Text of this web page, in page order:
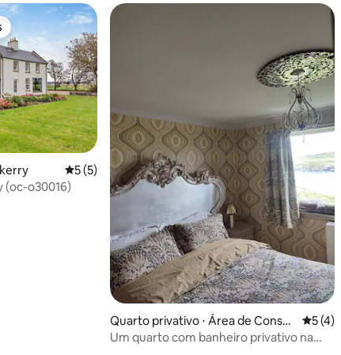
5 de uma avaliação média de 5, 5 avaliações
5 (5)
(oc-o30016)
Quarto privativo ⋅ Área de Consel
ho de Highland
5 de5 (4)
Um quarto com banheiro privativo na